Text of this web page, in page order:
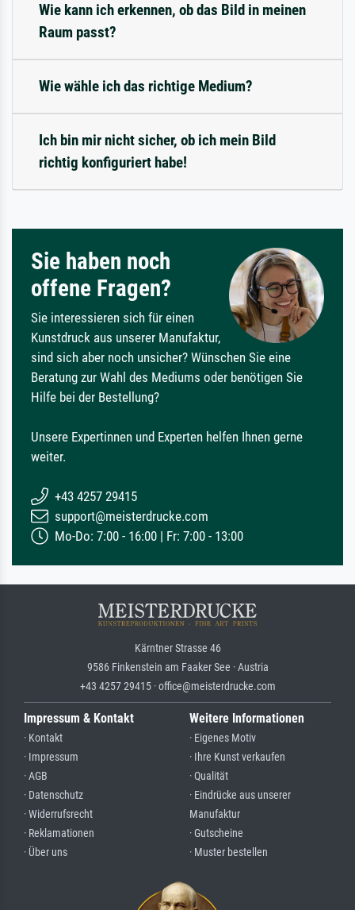
Wie kann ich erkennen, ob das Bild in meinen
Raum passt?
Wie wähle ich das richtige Medium?
Ich bin mir nicht sicher, ob ich mein Bild
richtig konfiguriert habe!
Sie haben noch
offene Fragen?
Sie interessieren sich für einen
Kunstdruck aus unserer Manufaktur,
sind sich aber noch unsicher? Wünschen Sie eine
Beratung zur Wahl des Mediums oder benötigen Sie
Hilfe bei der Bestellung?
Unsere Expertinnen und Experten helfen Ihnen gerne
weiter.
+43 4257 29415
support@meisterdrucke.com
Mo-Do: 7:00 - 16:00 | Fr: 7:00 - 13:00
Kärntner Strasse 46
9586 Finkenstein am Faaker See · Austria
+43 4257 29415 · office@meisterdrucke.com
Impressum & Kontakt
· Kontakt
· Impressum
· AGB
· Datenschutz
· Widerrufsrecht
· Reklamationen
· Über uns
Weitere Informationen
· Eigenes Motiv
· Ihre Kunst verkaufen
· Qualität
· Eindrücke aus unserer
Manufaktur
· Gutscheine
· Muster bestellen